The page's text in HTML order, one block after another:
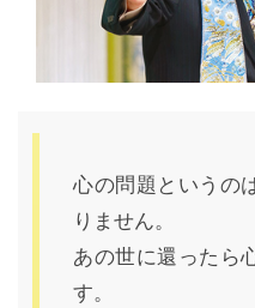
心の問題というの
りません。
あの世に還ったら
す。